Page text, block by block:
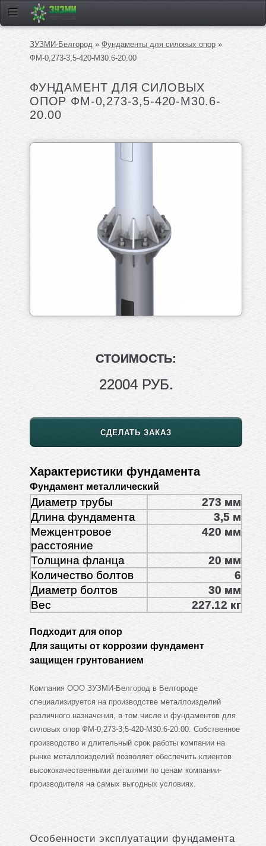
ЗУЗМИ-Белгород » Фундаменты для силовых опор »
ФМ-0,273-3,5-420-М30.6-20.00
ФУНДАМЕНТ ДЛЯ СИЛОВЫХ
ОПОР ФМ-0,273-3,5-420-М30.6-
20.00
СТОИМОСТЬ:
22004 РУБ.
СДЕЛАТЬ ЗАКАЗ
Характеристики фундамента
Фундамент металлический
Диаметр трубы
273 мм
Длина фундамента
3,5 м
Межцентровое
расстояние
420 мм
Толщина фланца
20 мм
Количество болтов
6
Диаметр болтов
30 мм
Вес
227.12 кг
Подходит для опор
Для защиты от коррозии фундамент
защищен грунтованием
Компания ООО ЗУЗМИ-Белгород в Белгороде
специализируется на производстве металлоизделий
различного назначения, в том числе и фундаментов для
силовых опор ФМ-0,273-3,5-420-М30.6-20.00. Собственное
производство и длительный срок работы компании на
рынке металлоизделий позволяет обеспечить клиентов
высококачественными деталями по ценам компании-
производителя на самых выгодных условиях.
Особенности эксплуатации фундамента